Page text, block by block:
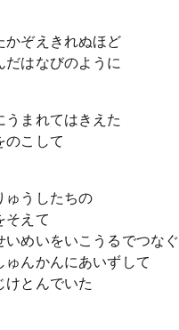
かぞえきれぬほど
だはなびのように
うまれてはきえた
のこして
ゅうしたちの
そえて
いめいをいこうるでつなぐ
ゅんかんにあいずして
けとんでいた